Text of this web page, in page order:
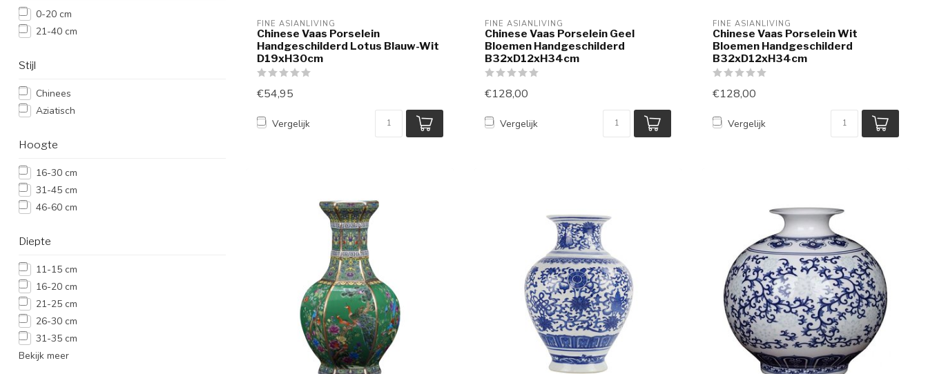
0-20 cm
21-40 cm
Stijl
Chinees
Aziatisch
Hoogte
16-30 cm
31-45 cm
46-60 cm
Diepte
11-15 cm
16-20 cm
21-25 cm
26-30 cm
31-35 cm
Bekijk meer
FINE ASIANLIVING
Chinese Vaas Porselein
Handgeschilderd Lotus Blauw-Wit
D19xH30cm
€54,95
Vergelijk
FINE ASIANLIVING
Chinese Vaas Porselein Geel
Bloemen Handgeschilderd
B32xD12xH34cm
€128,00
Vergelijk
FINE ASIANLIVING
Chinese Vaas Porselein Wit
Bloemen Handgeschilderd
B32xD12xH34cm
€128,00
Vergelijk